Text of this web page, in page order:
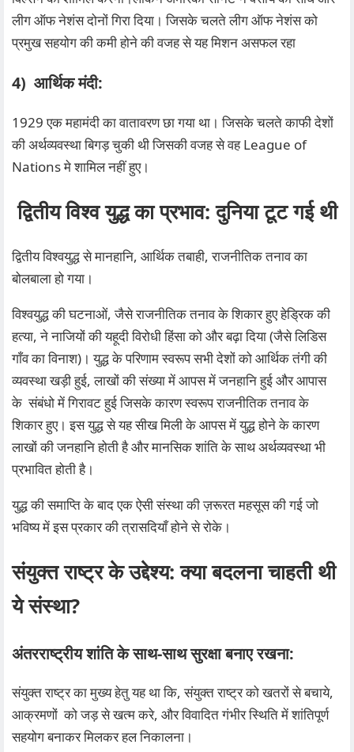
लीग ऑफ नेशंस दोनों गिरा दिया। जिसके चलते लीग ऑफ नेशंस को
प्रमुख सहयोग की कमी होने की वजह से यह मिशन असफल रहा‌
4) आर्थिक मंदी:
1929 एक महामंदी का वातावरण छा गया था। जिसके चलते काफी देशों
की अर्थव्यवस्था बिगड़ चुकी थी जिसकी वजह से वह League of
Nations मे शामिल नहीं हुए।
द्वितीय विश्व युद्ध का प्रभाव: दुनिया टूट गई थी
द्वितीय विश्वयुद्ध से मानहानि, आर्थिक तबाही, राजनीतिक तनाव का
बोलबाला हो गया।
विश्वयुद्ध की घटनाओं, जैसे राजनीतिक तनाव के शिकार हुए हेड्रिक की
हत्या, ने नाजियों की यहूदी विरोधी हिंसा को और बढ़ा दिया (जैसे लिडिस
गाँव का विनाश)। युद्ध के परिणाम स्वरूप सभी देशों को आर्थिक तंगी की
व्यवस्था खड़ी हुई, लाखों की संख्या में आपस में जनहानि हुई और आपास
के संबंधो में गिरावट हुई जिसके कारण स्वरूप राजनीतिक तनाव के
शिकार हुए। इस युद्ध से यह सीख मिली के आपस में युद्ध होने के कारण
लाखों की जनहानि होती है और मानसिक शांति के साथ अर्थव्यवस्था भी
प्रभावित होती है।
युद्ध की समाप्ति के बाद एक ऐसी संस्था की ज़रूरत महसूस की गई जो
भविष्य में इस प्रकार की त्रासदियाँ होने से रोके।
संयुक्त राष्ट्र के उद्देश्य: क्या बदलना चाहती थी
ये संस्था?
अंतरराष्ट्रीय शांति के साथ-साथ सुरक्षा बनाए रखना:
संयुक्त राष्ट्र का मुख्य हेतु यह था कि, संयुक्त राष्ट्र को खतरों से बचाये,
आक्रमणों को जड़ से खत्म करे, और विवादित गंभीर स्थिति में शांतिपूर्ण
सहयोग बनाकर मिलकर हल निकालना।